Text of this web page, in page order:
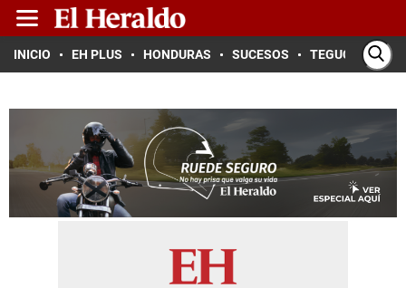
INICIO EH PLUS HONDURAS SUCESOS TEGUCIGALPA